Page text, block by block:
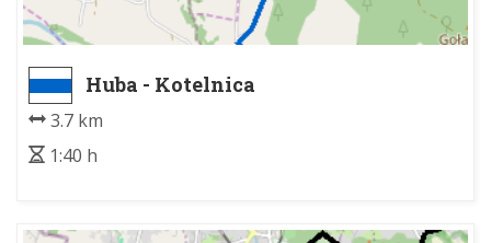
Huba - Kotelnica
3.7 km
1:40 h